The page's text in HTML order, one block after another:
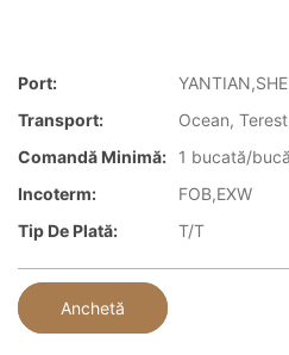
Port:
Transport:
Ocean,
Comandă Minimă:
1 bucată/
Incoterm:
FOB,EXW
Tip De Plată:
T/T
Anchetă